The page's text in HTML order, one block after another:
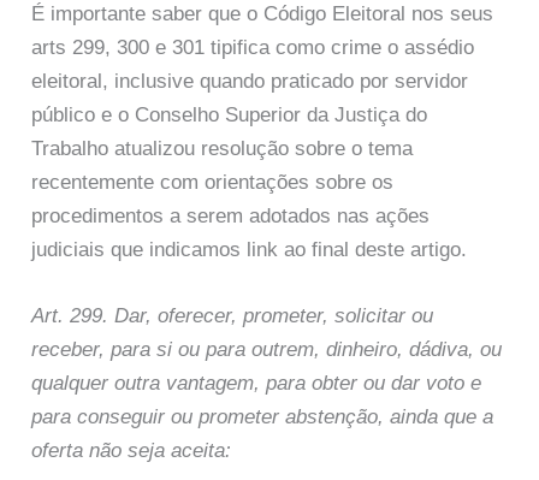
É importante saber que o Código Eleitoral nos seus
arts 299, 300 e 301 tipifica como crime o assédio
eleitoral, inclusive quando praticado por servidor
público e o Conselho Superior da Justiça do
Trabalho atualizou resolução sobre o tema
recentemente com orientações sobre os
procedimentos a serem adotados nas ações
judiciais que indicamos link ao final deste artigo.
Art. 299. Dar, oferecer, prometer, solicitar ou
receber, para si ou para outrem, dinheiro, dádiva, ou
qualquer outra vantagem, para obter ou dar voto e
para conseguir ou prometer abstenção, ainda que a
oferta não seja aceita: